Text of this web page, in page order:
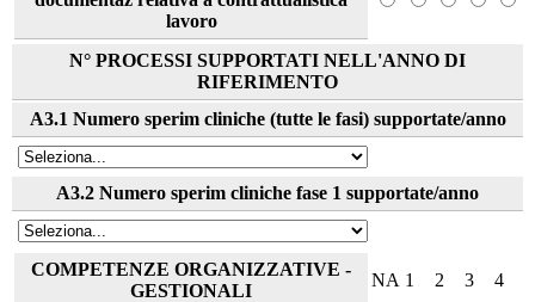
lavoro
N° PROCESSI SUPPORTATI NELL'ANNO DI
RIFERIMENTO
A3.1 Numero sperim cliniche (tutte le fasi) supportate/anno
A3.2 Numero sperim cliniche fase 1 supportate/anno
COMPETENZE ORGANIZZATIVE -
GESTIONALI
NA 1 2 3 4